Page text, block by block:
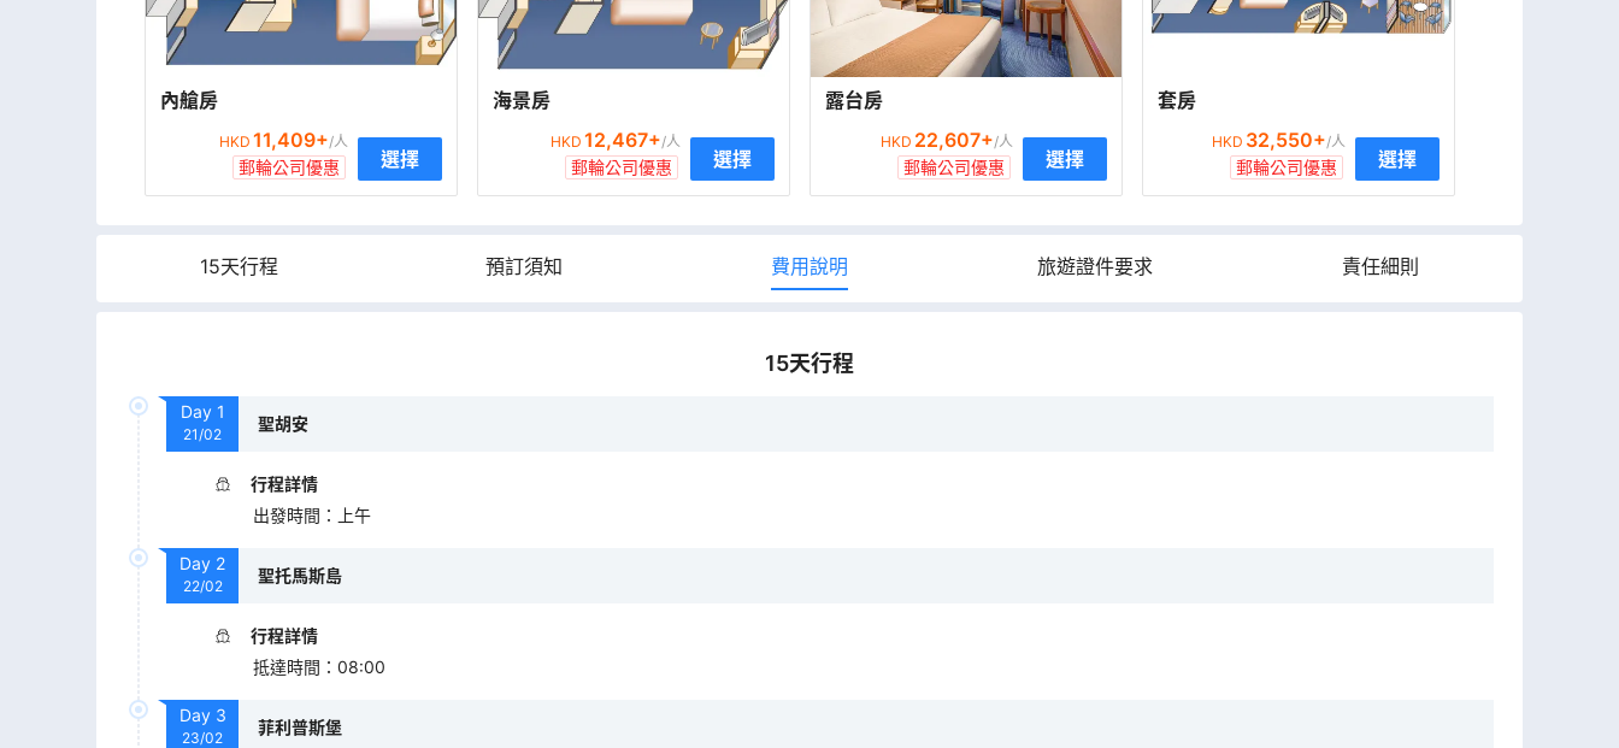
內艙房
HKD 11,409+/人
郵輪公司優惠 選擇
海景房
HKD 12,467+/人
郵輪公司優惠 選擇
露台房
HKD 22,607+/人
郵輪公司優惠 選擇
套房
HKD 32,550+/人
郵輪公司優惠 選擇
15天行程 預訂須知 費用說明 旅遊證件要求 責任細則
15天行程
Day 1
21/02
聖胡安
行程詳情
出發時間 ： 上午
Day 2
22/02
聖托馬斯島
行程詳情
抵達時間 ： 08:00
Day 3
23/02
菲利普斯堡